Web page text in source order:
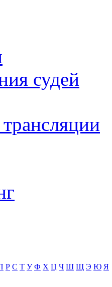
судей
Р С Т У Ф Х Ц Ч Ш Щ Э Ю Я